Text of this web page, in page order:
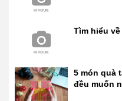
Tìm hiểu
5 món quà
đều muốn